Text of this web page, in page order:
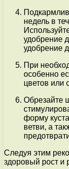
недель в
удобрение
удобрение
При
особенно
цветов или
Обрезайте
форму
ветви, а
Следуя этим
здоровый рост и